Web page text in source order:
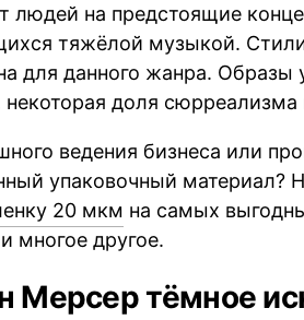
людей на предстоящие
тяжёлой музыкой.
для данного жанра.
доля сюрреализма
ведения бизнеса или
упаковочный материал?
20 мкм на самых
многое другое.
Мерсер тёмное